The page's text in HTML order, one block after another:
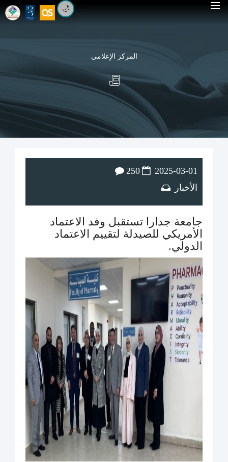
🌙
المركز الإعلامي
2025-03-01
الأخبار
250
جامعة جدارا تستقبل وفد الاعتماد
الأمريكي للصيدلة لتقييم الاعتماد
الدولي.